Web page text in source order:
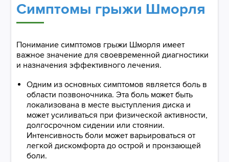
Симптомы грыжи Шморля
Понимание симптомов грыжи Шморля имеет
важное значение для своевременной диагностики
и назначения эффективного лечения.
Одним из основных симптомов является боль в
области позвоночника. Эта боль может быть
локализована в месте выступления диска и
может усиливаться при физической активности,
долгосрочном сидении или стоянии.
Интенсивность боли может варьироваться от
легкой дискомфорта до острой и пронзающей
боли.